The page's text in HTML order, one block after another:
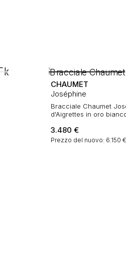
CHAUMET
Joséphine
Bracciale Chaumet
d'Aigrettes in oro
3.480 €
Prezzo del nuovo: 6.150 €